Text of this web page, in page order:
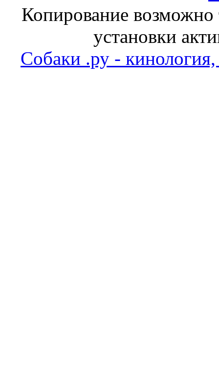
Копирование возможно
установки
Собаки .ру - кинология,